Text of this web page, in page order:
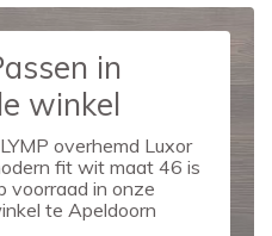
in
winkel
overhemd Luxor
fit wit maat 46 is
voorraad in onze
te Apeldoorn